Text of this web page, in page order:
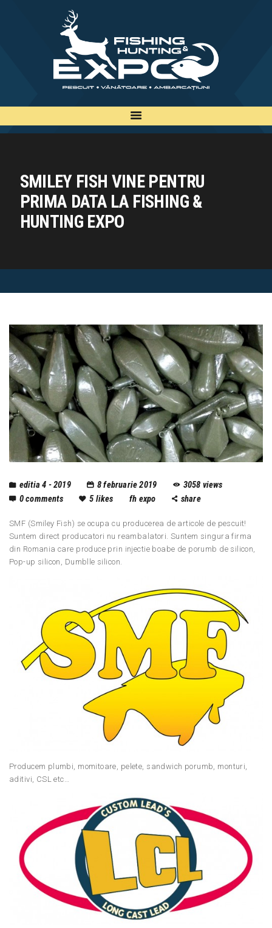
SMILEY FISH VINE PENTRU
PRIMA DATA LA FISHING &
HUNTING EXPO
INFO
INSCRIERE
TARIFE
EDITII
CONTACT
EN
editia 4 - 2019 8 februarie 2019 3058 views
0comments 5likes fh expo share
SMF (Smiley Fish) se ocupa cu producerea de articole de pescuit!
Suntem direct producatori nu reambalatori. Suntem singura firma
din Romania care produce prin injectie boabe de porumb de silicon,
Pop-up silicon, Dumblle silicon.
Producem plumbi, momitoare, pelete, sandwich porumb, monturi,
aditivi, CSL etc…